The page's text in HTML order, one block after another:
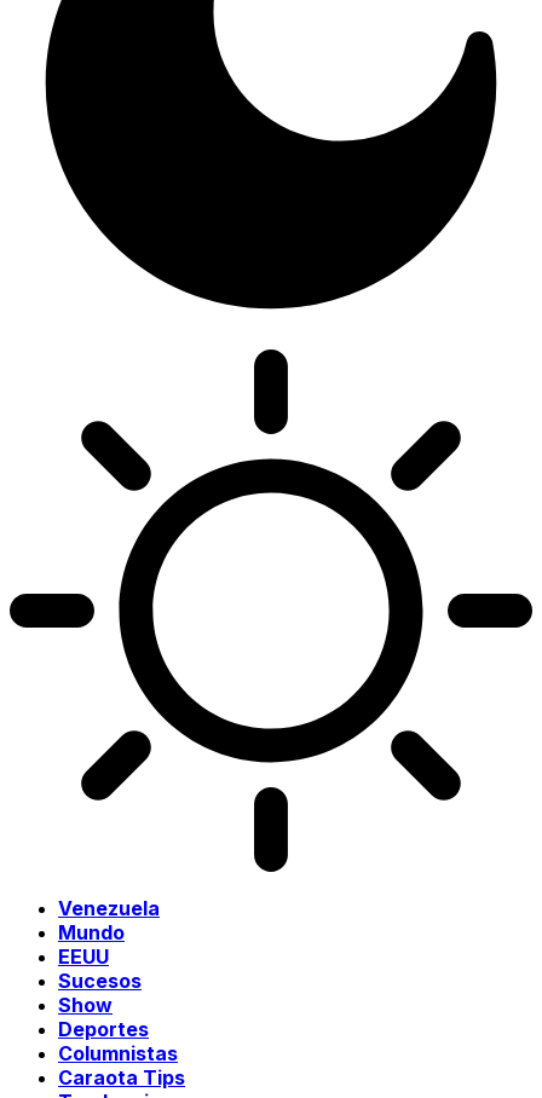
Venezuela
Mundo
EEUU
Sucesos
Show
Deportes
Columnistas
Caraota Tips